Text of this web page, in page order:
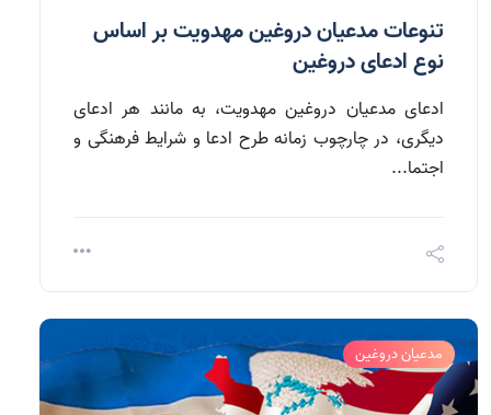
تنوعات مدعیان دروغین مهدویت بر اساس
نوع ادعای دروغین
ادعای مدعیان دروغین مهدویت، به مانند هر ادعای
دیگری، در چارچوب زمانه طرح ادعا و شرایط فرهنگی و
اجتما...
مدعیان دروغین